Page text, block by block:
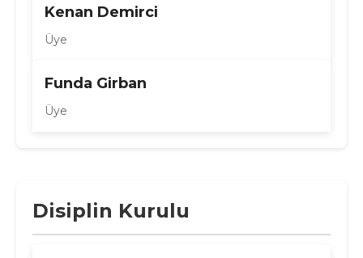
Kenan Demirci
Üye
Funda Girban
Üye
Disiplin Kurulu